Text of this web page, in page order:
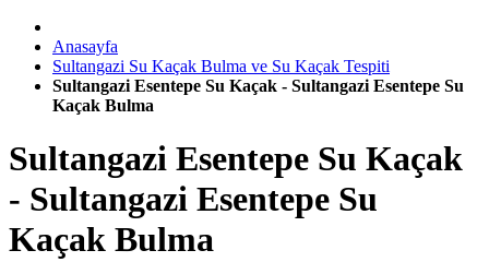
Anasayfa
Sultangazi Su Kaçak Bulma ve Su Kaçak Tespiti
Sultangazi Esentepe Su Kaçak - Sultangazi Esentepe Su
Kaçak Bulma
Sultangazi Esentepe Su Kaçak
- Sultangazi Esentepe Su
Kaçak Bulma